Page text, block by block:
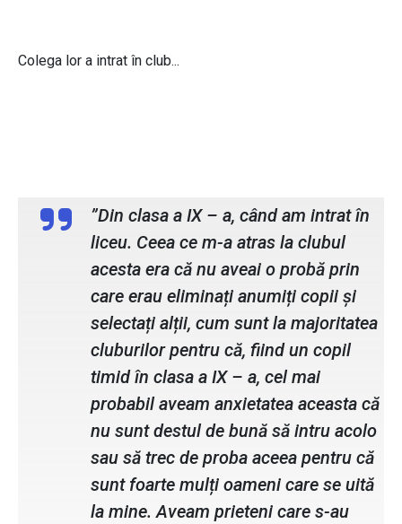
Colega lor a intrat în club...
”Din clasa a IX – a, când am intrat în
liceu. Ceea ce m-a atras la clubul
acesta era că nu aveai o probă prin
care erau eliminați anumiți copii și
selectați alții, cum sunt la majoritatea
cluburilor pentru că, fiind un copil
timid în clasa a IX – a, cel mai
probabil aveam anxietatea aceasta că
nu sunt destul de bună să intru acolo
sau să trec de proba aceea pentru că
sunt foarte mulți oameni care se uită
la mine. Aveam prieteni care s-au